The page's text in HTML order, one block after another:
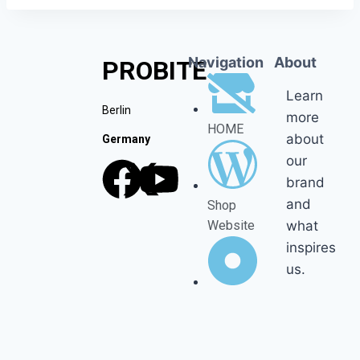
PROBITE
Berlin
Germany
Navigation
HOME
Shop
Website
About
Learn
more
about
our
brand
and
what
inspires
us.